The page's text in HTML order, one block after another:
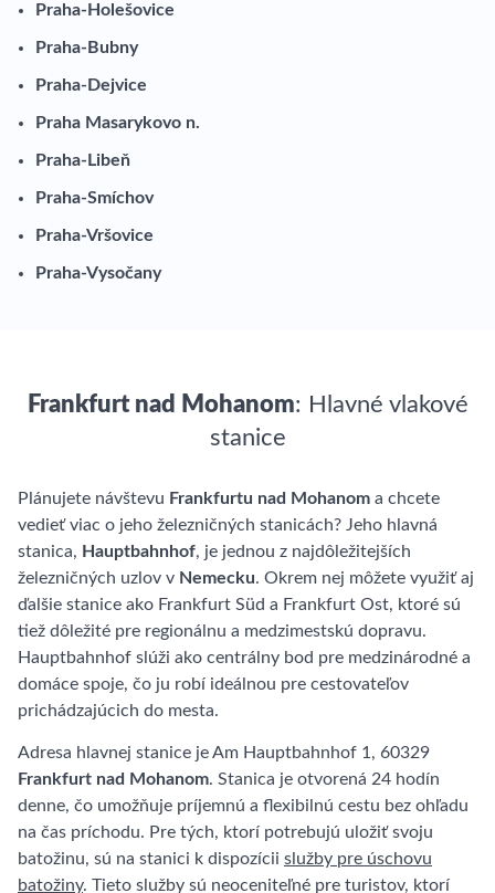
Praha-Holešovice
Praha-Bubny
Praha-Dejvice
Praha Masarykovo n.
Praha-Libeň
Praha-Smíchov
Praha-Vršovice
Praha-Vysočany
Frankfurt nad Mohanom: Hlavné vlakové
stanice
Plánujete návštevu Frankfurtu nad Mohanom a chcete
vedieť viac o jeho železničných stanicách? Jeho hlavná
stanica, Hauptbahnhof, je jednou z najdôležitejších
železničných uzlov v Nemecku. Okrem nej môžete využiť aj
ďalšie stanice ako Frankfurt Süd a Frankfurt Ost, ktoré sú
tiež dôležité pre regionálnu a medzimestskú dopravu.
Hauptbahnhof slúži ako centrálny bod pre medzinárodné a
domáce spoje, čo ju robí ideálnou pre cestovateľov
prichádzajúcich do mesta.
Adresa hlavnej stanice je Am Hauptbahnhof 1, 60329
Frankfurt nad Mohanom. Stanica je otvorená 24 hodín
denne, čo umožňuje príjemnú a flexibilnú cestu bez ohľadu
na čas príchodu. Pre tých, ktorí potrebujú uložiť svoju
batožinu, sú na stanici k dispozícii služby pre úschovu
batožiny. Tieto služby sú neoceniteľné pre turistov, ktorí